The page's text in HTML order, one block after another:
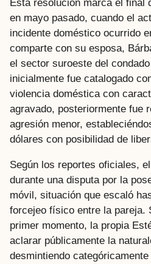
Esta resolución marca el final
en mayo pasado, cuando el
incidente doméstico ocurrido
comparte con su esposa,
el sector suroeste del
inicialmente fue catalogado
violencia doméstica con
agravado, posteriormente fue
agresión menor,
dólares con posibilidad de
Según los reportes oficiales,
durante una disputa por la
móvil, situación que escaló
forcejeo físico entre la pareja.
primer momento, la propia
aclarar públicamente la
desmintiendo